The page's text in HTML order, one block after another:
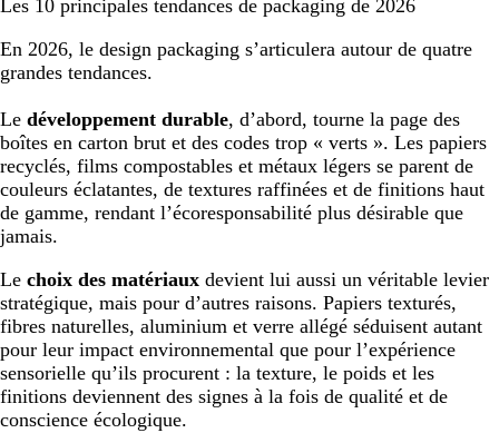
Les 10 principales tendances de packaging de 2026
En 2026, le design packaging s’articulera autour de quatre
grandes tendances.
Le développement durable, d’abord, tourne la page des
boîtes en carton brut et des codes trop « verts ». Les papiers
recyclés, films compostables et métaux légers se parent de
couleurs éclatantes, de textures raffinées et de finitions haut
de gamme, rendant l’écoresponsabilité plus désirable que
jamais.
Le choix des matériaux devient lui aussi un véritable levier
stratégique, mais pour d’autres raisons. Papiers texturés,
fibres naturelles, aluminium et verre allégé séduisent autant
pour leur impact environnemental que pour l’expérience
sensorielle qu’ils procurent : la texture, le poids et les
finitions deviennent des signes à la fois de qualité et de
conscience écologique.